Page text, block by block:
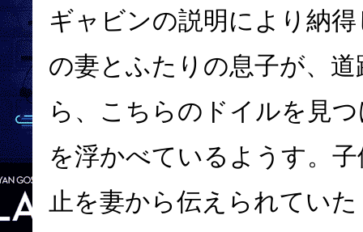
ギャビンの説明により納
の妻とふたりの息子が、
ら、こちらのドイルを見
を浮かべているようす。
止を妻から伝えられてい